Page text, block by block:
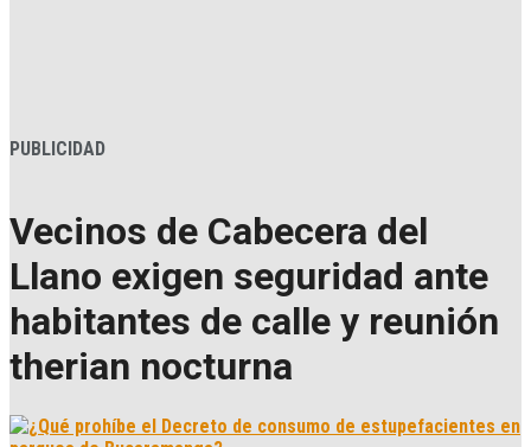
PUBLICIDAD
Vecinos de Cabecera del
Llano exigen seguridad ante
habitantes de calle y reunión
therian nocturna